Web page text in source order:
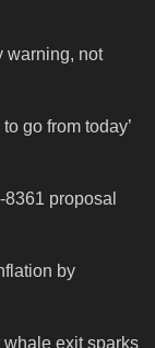
warning, not
go from today’
8361 proposal
by
whale exit sparks